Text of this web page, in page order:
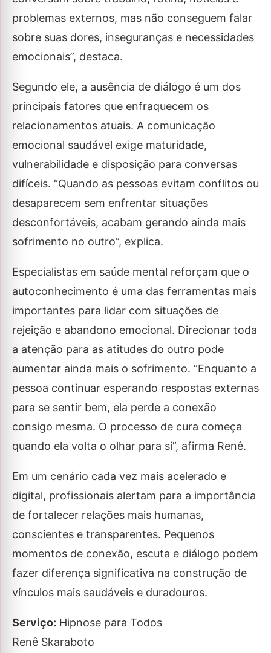
problemas externos, mas não conseguem falar
sobre suas dores, inseguranças e necessidades
emocionais”, destaca.
Segundo ele, a ausência de diálogo é um dos
principais fatores que enfraquecem os
relacionamentos atuais. A comunicação
emocional saudável exige maturidade,
vulnerabilidade e disposição para conversas
difíceis. “Quando as pessoas evitam conflitos ou
desaparecem sem enfrentar situações
desconfortáveis, acabam gerando ainda mais
sofrimento no outro”, explica.
Especialistas em saúde mental reforçam que o
autoconhecimento é uma das ferramentas mais
importantes para lidar com situações de
rejeição e abandono emocional. Direcionar toda
a atenção para as atitudes do outro pode
aumentar ainda mais o sofrimento. “Enquanto a
pessoa continuar esperando respostas externas
para se sentir bem, ela perde a conexão
consigo mesma. O processo de cura começa
quando ela volta o olhar para si”, afirma Renê.
Em um cenário cada vez mais acelerado e
digital, profissionais alertam para a importância
de fortalecer relações mais humanas,
conscientes e transparentes. Pequenos
momentos de conexão, escuta e diálogo podem
fazer diferença significativa na construção de
vínculos mais saudáveis e duradouros.
Serviço: Hipnose para Todos
Renê Skaraboto